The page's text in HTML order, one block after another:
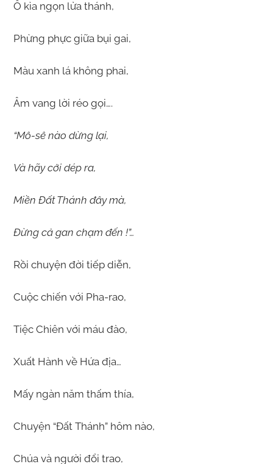
Ô kìa ngọn lửa thánh,
Phừng phực giữa bụi gai,
Màu xanh lá không phai,
Âm vang lời réo gọi….
“Mô-sê nào dừng lại,
Và hãy cởi dép ra,
Miền Đất Thánh đây mà,
Đừng cả gan chạm đến !”…
Rồi chuyện đời tiếp diễn,
Cuộc chiến với Pha-rao,
Tiệc Chiên với máu đào,
Xuất Hành về Hứa địa…
Mấy ngàn năm thấm thía,
Chuyện “Đất Thánh” hôm nào,
Chúa và người đổi trao,